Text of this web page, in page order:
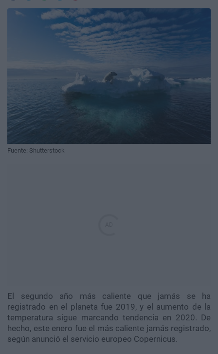
Fuente: Shutterstock
El segundo año más caliente que jamás se ha
registrado en el planeta fue 2019, y el aumento de la
temperatura sigue marcando tendencia en 2020. De
hecho, este enero fue el más caliente jamás registrado,
según anunció el servicio europeo Copernicus.